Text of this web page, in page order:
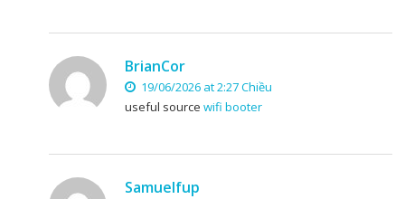
BrianCor
19/06/2026 at 2:27 Chiều
useful source wifi booter
Samuelfup